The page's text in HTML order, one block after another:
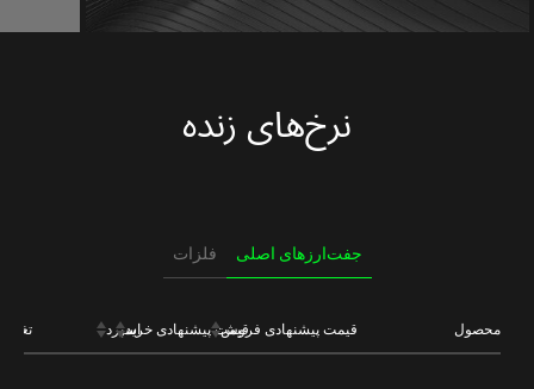
نرخ‌های زنده
جفت‌ارزهای اصلی فلزات
محصول قیمت پیشنهادی فروشقیمت پیشنهادی خریداسپرد